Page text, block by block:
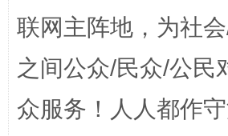
“蜀中异人”王建安的艺术幻境
联网主阵地，为社
之间公众/民众/公民
众服务！人人都作守